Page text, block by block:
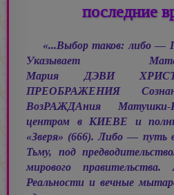
последние
«...Выбор таков: либо —
Указывает
Мария ДЭВИ
ПРЕОБРАЖЕНИЯ
ВозРАЖДАния
центром в КИЕВЕ и
«Зверя» (666). Либо — путь
Тьму, под
мирового
Реальности и вечные